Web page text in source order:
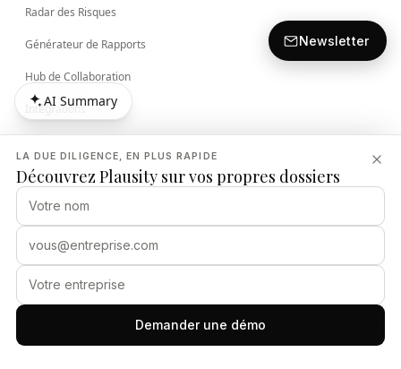
LA DUE DILIGENCE, EN PLUS RAPIDE
Découvrez Plausity sur vos propres dossiers
Demander une démo
Radar des Risques
Générateur de Rapports
Hub de Collaboration
Intégrations
Tutoriel
SOLUTIONS
Financier
AI Summary
Newsletter